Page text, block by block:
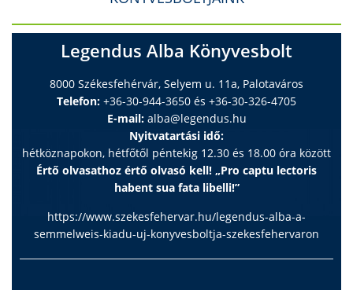
Legendus Alba Könyvesbolt
8000 Székesfehérvár, Selyem u. 11a, Palotaváros
Telefon: +36-30-944-3650 és +36-30-326-4705
E-mail: alba@legendus.hu
Nyitvatartási idő:
hétköznapokon, hétfőtől péntekig 12.30 és 18.00 óra között
Értő olvasathoz értő olvasó kell! „Pro captu lectoris
habent sua fata libelli!”
https://www.szekesfehervar.hu/legendus-alba-a-
semmelweis-kiadu-uj-konyvesboltja-szekesfehervaron